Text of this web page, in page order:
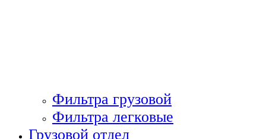
Фильтра грузовой
Фильтра легковые
Грузовой отдел